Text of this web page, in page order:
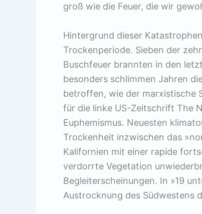
groß wie die Feuer, die wir
Hintergrund dieser
Trockenperiode. Sieben der
Buschfeuer brannten in den
besonders schlimmen Jahren
betroffen, wie der marxistische
für die linke US-Zeitschrift The
Euphemismus. Neuesten
Trockenheit inzwischen das
Kalifornien mit einer rapide
verdorrte Vegetation
Begleiterscheinungen. In »19
Austrocknung des Südwestens